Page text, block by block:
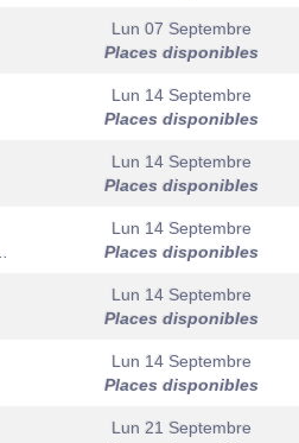
Lun 07 Septembre
Places disponibles
Lun 14 Septembre
Places disponibles
Lun 14 Septembre
Places disponibles
Lun 14 Septembre
Places disponibles
Lun 14 Septembre
Places disponibles
Lun 14 Septembre
Places disponibles
Lun 21 Septembre